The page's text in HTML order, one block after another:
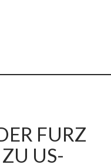
FURZ
US-